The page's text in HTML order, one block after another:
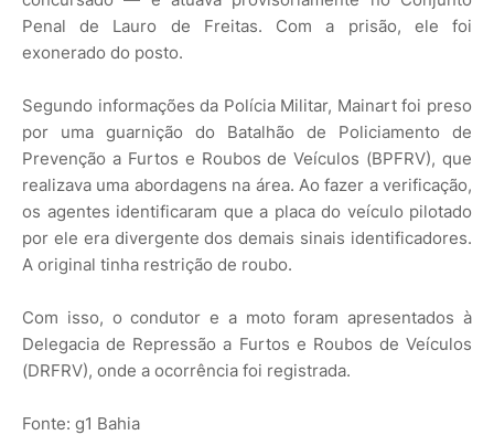
Penal de Lauro de Freitas. Com a prisão, ele foi
exonerado do posto.
Segundo informações da Polícia Militar, Mainart foi preso
por uma guarnição do Batalhão de Policiamento de
Prevenção a Furtos e Roubos de Veículos (BPFRV), que
realizava uma abordagens na área. Ao fazer a verificação,
os agentes identificaram que a placa do veículo pilotado
por ele era divergente dos demais sinais identificadores.
A original tinha restrição de roubo.
Com isso, o condutor e a moto foram apresentados à
Delegacia de Repressão a Furtos e Roubos de Veículos
(DRFRV), onde a ocorrência foi registrada.
Fonte: g1 Bahia